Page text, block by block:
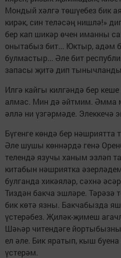
Мондый хәлгә төшүебез бик
кирәк, син теләсәң нишлә!»
бер кап шикәр өчен иманны
онытабыз бит... Юктыр, адәм
булмастыр... Әле бит
запасы җитә дип
Илгә кайгы килгәндә бер
алмас. Мин дә әйтмим.
әллә ни үзгәрмәде.
Бүгенге көндә бер
Әле шушы көннәрдә генә
телендә язучы ханым эзләп
китабын нәшриятка
булганда хикәяләр, сәхнә
Тиздән бакча эшләре. Тәрәзә
бик көтә язны. Бакчабызда
үстерәбез. Җиләк-җимеш
Шәһәр читендәге
ел әле. Бик яратып, кыш
үстерәм.